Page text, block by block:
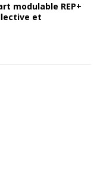
modulable REP+
et